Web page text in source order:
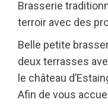
Brasserie
terroir avec des
Belle petite
deux terrasses
le château
Afin de vous